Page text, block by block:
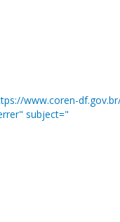
www.coren-
subject="